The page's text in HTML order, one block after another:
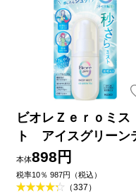
ビオレＺｅｒｏミス
ト アイスグリーン
ィーの香り ６０ｍＬ
王
本体898円
税率10％ 987円（税込）
（337）